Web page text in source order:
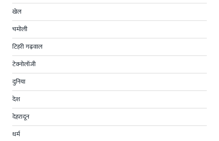
खेल
चमोली
टिहरी गढ़वाल
टेक्नोलॉजी
दुनिया
देश
देहरादून
धर्म